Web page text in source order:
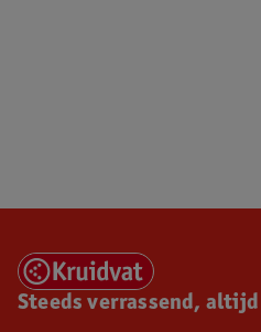
Steeds verrassend,